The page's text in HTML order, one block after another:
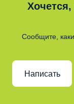
Сообщите,
Написать